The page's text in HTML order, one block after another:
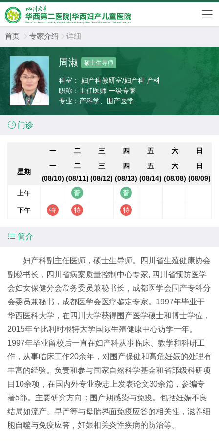
首页  专家介绍  详细
周淑 硕士生导师
科室：
妇产科教研室/妇产科 产科
职称： 主任医师 一级专家
专业： 产科学、围产医学
 门诊
一 二 三 四 五 六 日
星期
一
(08/10)
二
(08/11)
三
(08/12)
四
(08/13)
五
(08/14)
六
(08/08)
日
(08/09)
上午
下午
 简介
妇产科副主任医师，硕士生导师。四川省生殖健康协会
副秘书长，四川省病案质量控制中心专家, 四川省预防医学
会妇女保健分会常务委员兼秘书长，成都医学会围产专科分
会委员兼秘书，成都医学会医疗鉴定专家。1997年毕业于
华西医科大学，在四川大学获得围产医学硕士和博士学位，
2015年至比利时根特大学国际生殖健康中心访学一年。
1997年毕业留校后一直在妇产科从事临床、教学和科研工
作，从事临床工作20余年，对围产保健和高危妊娠的处理有
丰富的经验。负责和参与国家自然科学基金和省部级科研项
目10余项，在国内外专业杂志上发表论文30余篇，参编专
著5部。主要研究方向：围产期感染与免疫。包括妊娠不良
结局如流产、早产等与母胎界面免疫应答的相关性，滋养细
胞自噬与免疫应答，妊娠相关炎性疾病的防治等。